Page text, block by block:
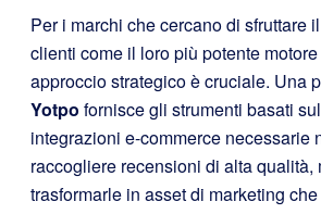
Per i marchi che cercano di sfruttare
clienti come il loro più potente
approccio strategico è cruciale. Una
Yotpo fornisce gli strumenti basati
integrazioni e-commerce necessarie
raccogliere recensioni di alta qualità,
trasformarle in asset di marketing